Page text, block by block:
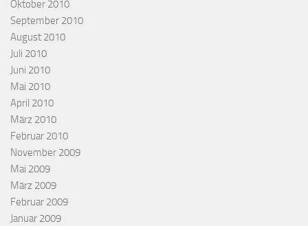
Oktober 2010
September 2010
August 2010
Juli 2010
Juni 2010
Mai 2010
April 2010
März 2010
Februar 2010
November 2009
Mai 2009
März 2009
Februar 2009
Januar 2009